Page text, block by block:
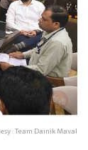
: Team Dainik Maval